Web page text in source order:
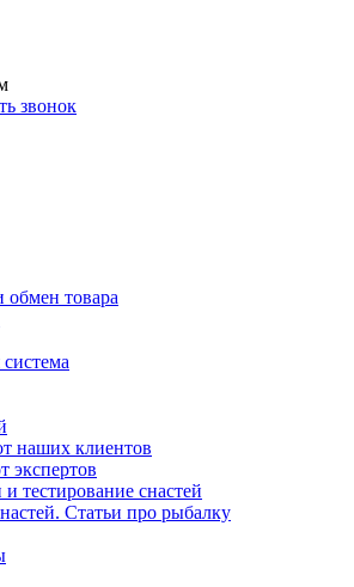
звонок
обмен товара
наших клиентов
экспертов
тестирование снастей
Статьи про рыбалку